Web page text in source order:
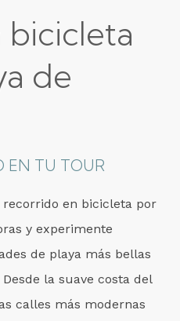
bicicleta
de
EN TU TOUR
recorrido en bicicleta por
y experimente
de playa más bellas
la suave costa del
calles más modernas